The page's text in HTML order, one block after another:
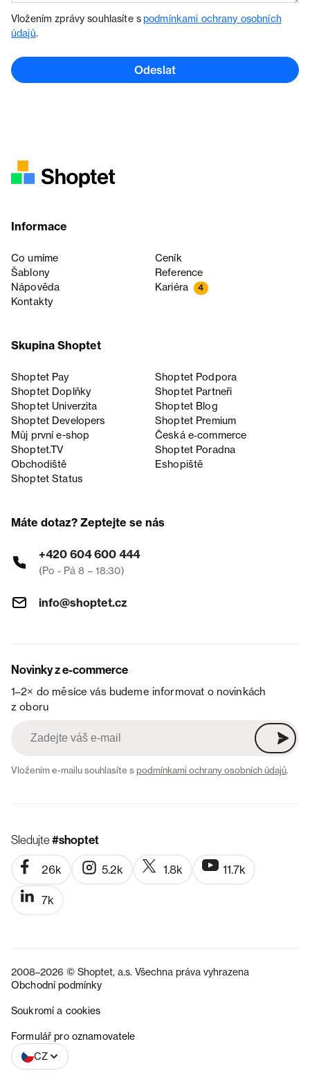
Vložením zprávy souhlasíte spodmínkami ochrany osobních
údajů.
Odeslat
Informace
Co umíme
Ceník
Šablony
Reference
Nápověda
Kariéra 4
Kontakty
Skupina Shoptet
Shoptet Pay
Shoptet Podpora
Shoptet Doplňky
Shoptet Partneři
Shoptet Univerzita
Shoptet Blog
Shoptet Developers
Shoptet Premium
Můj první e-shop
Česká e‑commerce
Shoptet.TV
Shoptet Poradna
Obchodiště
Eshopiště
Shoptet Status
Máte dotaz? Zeptejte se nás
+420 604 600 444
(Po - Pá 8 – 18:30)
info@shoptet.cz
Novinky z e-commerce
1–2× do měsíce vás budeme informovat o novinkách
z oboru
Vložením e-mailu souhlasíte spodmínkami ochrany osobních údajů.
Sledujte#shoptet
26k 5.2k 1.8k 11.7k
7k
2008–2026 © Shoptet, a.s. Všechna práva vyhrazena
Obchodní podmínky
Soukromí a cookies
Formulář pro oznamovatele
CZ